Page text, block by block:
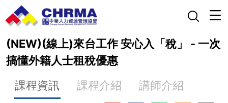
(NEW)(線上)來台工作 安心入「稅」 - 一次
搞懂外籍人士租稅優惠
課程資訊
課程介紹 講師介紹